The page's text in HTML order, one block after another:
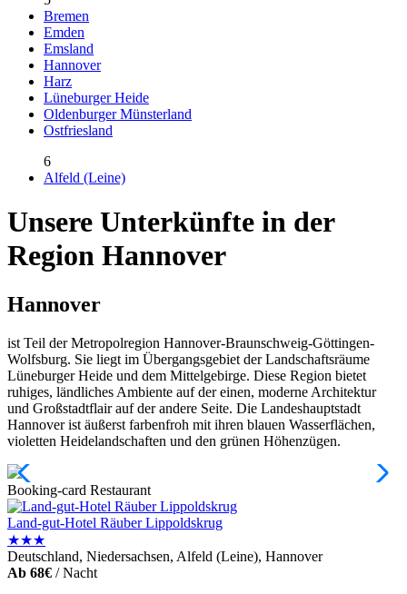
Bremen
Emden
Emsland
Hannover
Harz
Lüneburger Heide
Oldenburger Münsterland
Ostfriesland
6
Alfeld (Leine)
Unsere Unterkünfte in der
Region Hannover
Hannover
ist Teil der Metropolregion Hannover-Braunschweig-Göttingen-
Wolfsburg. Sie liegt im Übergangsgebiet der Landschaftsräume
Lüneburger Heide und dem Mittelgebirge. Diese Region bietet
ruhiges, ländliches Ambiente auf der einen, moderne Architektur
und Großstadtflair auf der andere Seite. Die Landeshauptstadt
Hannover ist äußerst farbenfroh mit ihren blauen Wasserflächen,
violetten Heidelandschaften und den grünen Höhenzügen.
Booking-card Restaurant
Land-gut-Hotel Räuber Lippoldskrug
★★★
Deutschland, Niedersachsen, Alfeld (Leine), Hannover
Ab 68€ / Nacht